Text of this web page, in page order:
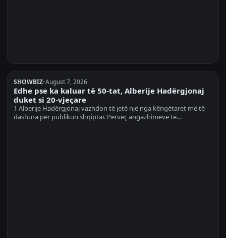
SHOWBIZ•August 7, 2026
Edhe pse ka kaluar të 50-tat, Alberije Hadërgjonaj
duket si 20-vjeçare
1 Alberije Hadërgjonaj vazhdon të jetë një nga këngëtaret më të
dashura për publikun shqiptar. Përveç angazhimeve të…